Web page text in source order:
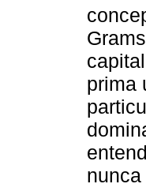
prima